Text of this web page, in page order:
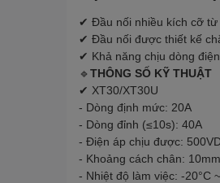
✔ Đầu nối nhiều kích cỡ từ
✔ Đầu nối được thiết kế
✔ Khả năng chịu dòng
🔹THÔNG SỐ KỸ THUẬT
✔ XT30/XT30U
- Dòng định mức: 20A
- Dòng đỉnh (≤10s): 40A
- Điện áp chịu được:
- Khoảng cách chân: 10mm
- Nhiệt độ làm việc: -20°C